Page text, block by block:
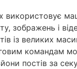
зображень і
із великих
командам
постів за